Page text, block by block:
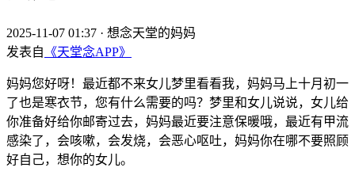
2025-11-07 01:37 · 想念天堂的妈妈
发表自 《天堂念APP》
妈妈您好呀！最近都不来女儿梦里看看我，妈妈马上十月初一
了也是寒衣节，您有什么需要的吗？梦里和女儿说说，女儿给
你准备好给你邮寄过去，妈妈最近要注意保暖哦，最近有甲流
感染了，会咳嗽，会发烧，会恶心呕吐，妈妈你在哪不要照顾
好自己，想你的女儿。